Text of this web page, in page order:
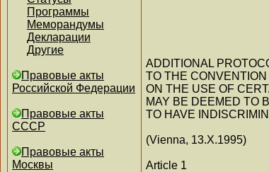
Программы
Меморандумы
Декларации
Другие
Правовые акты
Российской Федерации
Правовые акты
СССР
Правовые акты
Москвы
ADDITIONAL
TO THE
ON THE USE OF
MAY BE DEEMED TO
TO HAVE
(Vienna, 13.X.1995)
Article 1